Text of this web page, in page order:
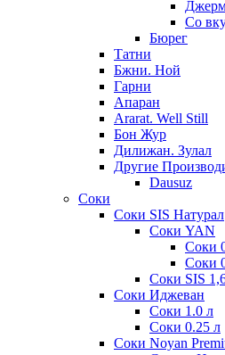
Со
Бюрег
Татни
Бжни. Ной
Гарни
Апаран
Ararat. Well Still
Бон Жур
Дилижан. Зулал
Другие
Dausuz
Соки
Соки SIS Натурал
Соки YAN
Соки
Соки
Соки SIS
Соки Иджеван
Соки 1.0 л
Соки 0.25 л
Соки Noyan